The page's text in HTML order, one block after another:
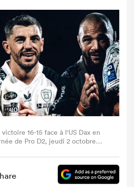
16-15 face à l'US Dax en
de Pro D2, jeudi 2 octobre